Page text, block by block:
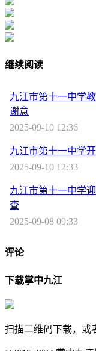
继续阅读
九江市第十一中学
谢意
2025-09-10 12:36
九江市第十一中学
2025-09-10 12:33
九江市第十一中学
查
2025-09-08 09:33
评论
下载掌中九江
扫描二维码下载，或